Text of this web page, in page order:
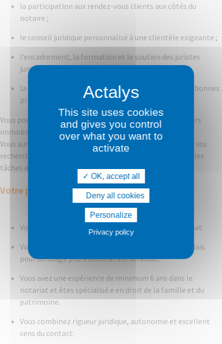
la participation aux rendez-vous clients aux côtés du
notaire ;
le conseil juridique personnalisé à une clientèle exigeante ;
l’encadrement, la formation et le soutien des juristes
juniors ;
la supervision de certains dossiers et le partage des bonnes
pratiques au sein de l’équipe.
Vous pourrez être amené.e également à traiter des dossiers
immobiliers en lien avec les planifications et successions.
Vous aurez l’aide d’une collaboratrice administrative pour vos
recherches, les contacts avec les administrations et pour les
tâches administratives.
Votre profil
Vous avez un master en droit et un master en notariat
Vous êtes francophone, la connaissance du néerlandais
pour un usage professionnel est un atout.
Vous avez une expérience de minimum 6 ans dans le
notariat et êtes spécialisé.e en droit de la famille et du
patrimoine.
Vous combinez rigueur juridique, autonomie et excellent
sens du contact.
This site uses cookies
and gives you control
over what you want to
activate
OK, accept all
Deny all cookies
Personalize
Privacy policy